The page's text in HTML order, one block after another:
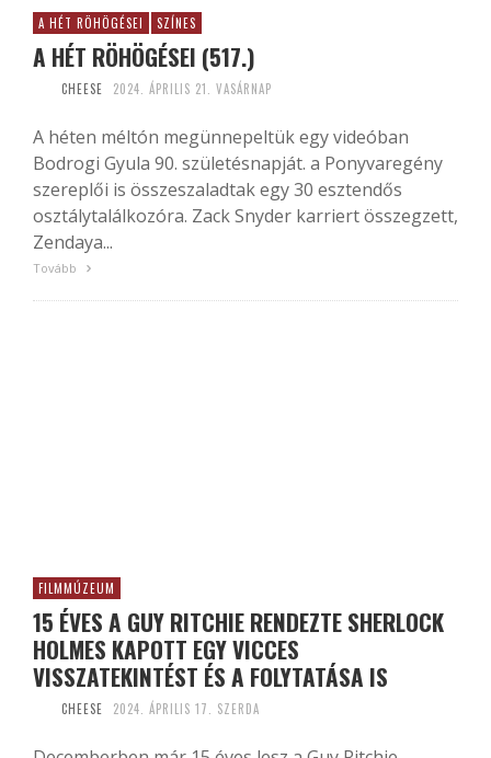
A HÉT RÖHÖGÉSEI SZÍNES
A HÉT RÖHÖGÉSEI (517.)
CHEESE 2024. ÁPRILIS 21. VASÁRNAP
A héten méltón megünnepeltük egy videóban
Bodrogi Gyula 90. születésnapját. a Ponyvaregény
szereplői is összeszaladtak egy 30 esztendős
osztálytalálkozóra. Zack Snyder karriert összegzett,
Zendaya...
Tovább
FILMMÚZEUM
15 ÉVES A GUY RITCHIE RENDEZTE SHERLOCK
HOLMES KAPOTT EGY VICCES
VISSZATEKINTÉST ÉS A FOLYTATÁSA IS
CHEESE 2024. ÁPRILIS 17. SZERDA